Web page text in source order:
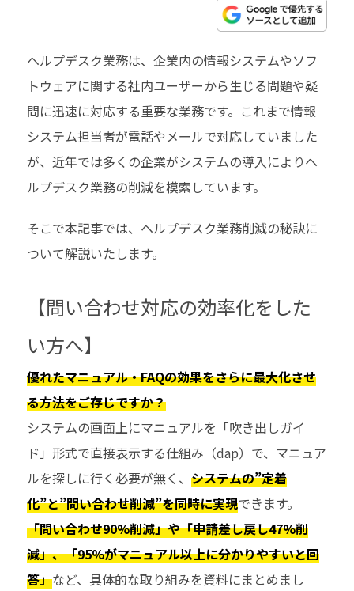
ヘルプデスク業務は、企業内の情報システムやソフ
トウェアに関する社内ユーザーから生じる問題や疑
問に迅速に対応する重要な業務です。これまで情報
システム担当者が電話やメールで対応していました
が、近年では多くの企業がシステムの導入によりヘ
ルプデスク業務の削減を模索しています。
そこで本記事では、ヘルプデスク業務削減の秘訣に
ついて解説いたします。
【問い合わせ対応の効率化をした
い方へ】
優れたマニュアル・FAQの効果をさらに最大化させ
る方法をご存じですか？
システムの画面上にマニュアルを「吹き出しガイ
ド」形式で直接表示する仕組み（dap）で、マニュア
ルを探しに行く必要が無く、 システムの”定着
化”と”問い合わせ削減”を同時に実現できます。
「問い合わせ90%削減」や「申請差し戻し47%削
減」、「95%がマニュアル以上に分かりやすいと回
答」など、具体的な取り組みを資料にまとめまし